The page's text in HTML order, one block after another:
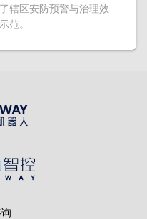
辖区安防预警与治理效
范。